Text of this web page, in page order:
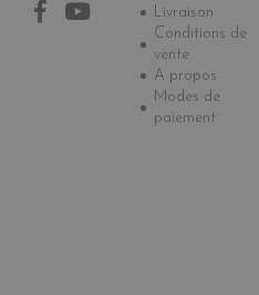
Livraison
Conditions de
vente
A propos
Modes de
paiement